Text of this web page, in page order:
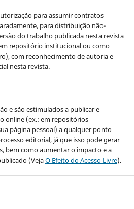
para assumir contratos
para distribuição não-
do trabalho publicada nesta revista
repositório institucional ou como
com reconhecimento de autoria e
nesta revista.
e são estimulados a publicar e
online (ex.: em repositórios
página pessoal) a qualquer ponto
editorial, já que isso pode gerar
bem como aumentar o impacto e a
(VejaO Efeito do Acesso Livre).